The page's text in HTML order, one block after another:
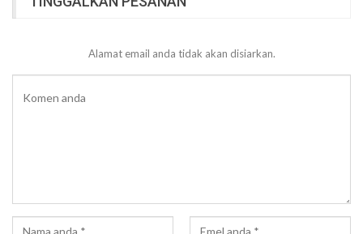
Alamat email anda tidak akan disiarkan.